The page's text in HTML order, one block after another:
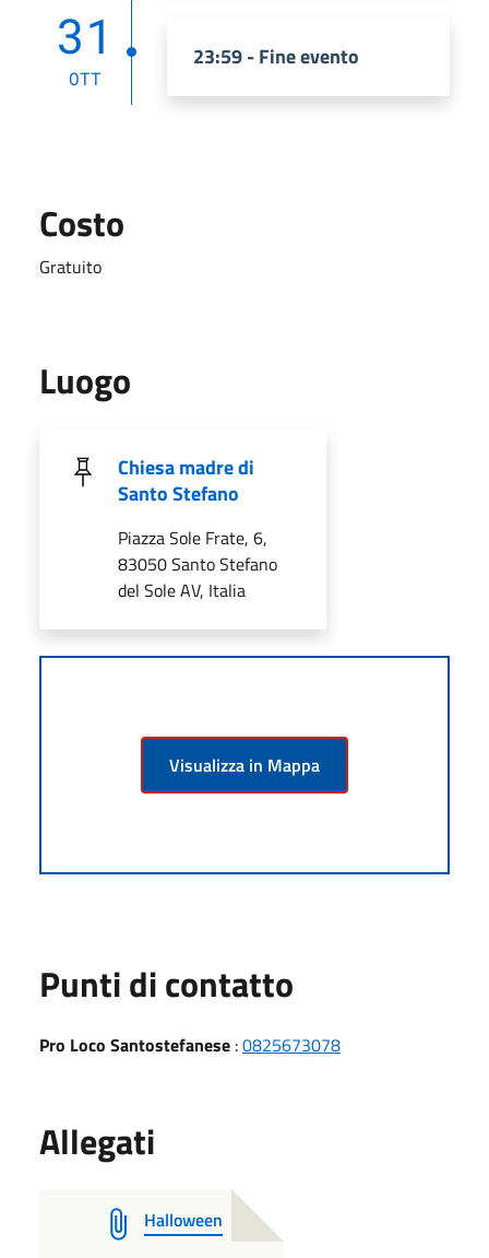
31
OTT
23:59 - Fine evento
Costo
Gratuito
Luogo
Chiesa madre di
Santo Stefano
Piazza Sole Frate, 6,
83050 Santo Stefano
del Sole AV, Italia
Visualizza in Mappa
Punti di contatto
Pro Loco Santostefanese :0825673078
Allegati
Halloween